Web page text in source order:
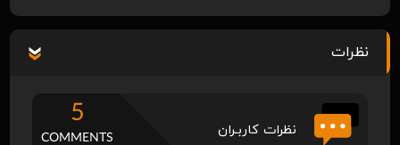
نظرات
نظرات کاربـران
5
COMMENTS